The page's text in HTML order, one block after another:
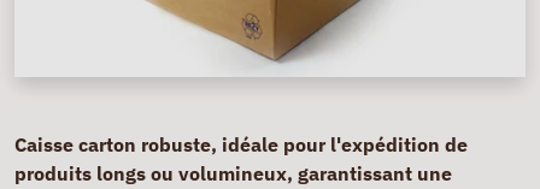
Caisse carton robuste, idéale pour l'expédition de
produits longs ou volumineux, garantissant une